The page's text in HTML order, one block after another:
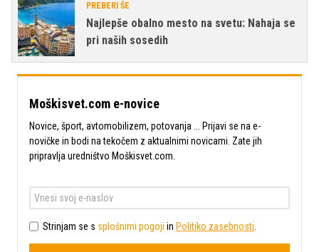
PREBERI ŠE
Najlepše obalno mesto na svetu: Nahaja se
pri naših sosedih
Moškisvet.com e-novice
Novice, šport, avtomobilizem, potovanja ... Prijavi se na e-
novičke in bodi na tekočem z aktualnimi novicami. Zate jih
pripravlja uredništvo Moškisvet.com.
Strinjam se s splošnimi pogoji in Politiko zasebnosti